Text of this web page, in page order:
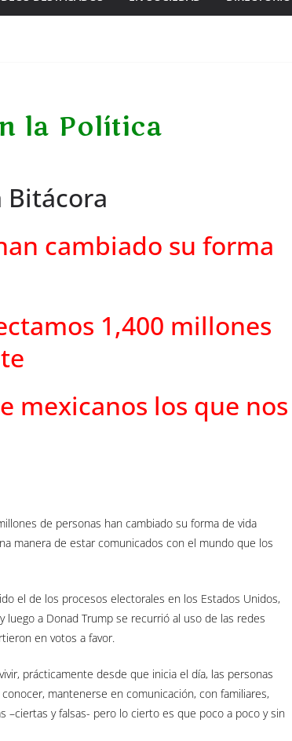
la Política
Bitácora
cambiado su forma
1,400 millones
mexicanos los que nos
de personas han cambiado su forma de vida
manera de estar comunicados con el mundo que los
el de los procesos electorales en los Estados Unidos,
a Donad Trump se recurrió al uso de las redes
en votos a favor.
prácticamente desde que inicia el día, las personas
mantenerse en comunicación, con familiares,
y falsas- pero lo cierto es que poco a poco y sin